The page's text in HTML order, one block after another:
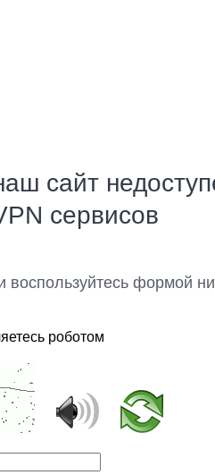
сайт
сервисов
воспользуйтесь формой
роботом